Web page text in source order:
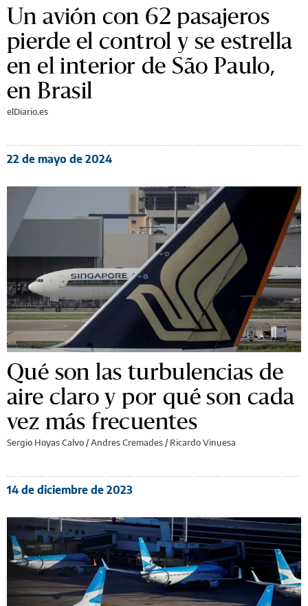
Un avión con 62 pasajeros
pierde el control y se estrella
en el interior de São Paulo,
en Brasil
elDiario.es
22 de mayo de 2024
Qué son las turbulencias de
aire claro y por qué son cada
vez más frecuentes
Sergio Hoyas Calvo / Andres Cremades / Ricardo Vinuesa
14 de diciembre de 2023